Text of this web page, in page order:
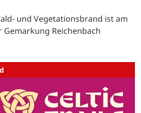
und Vegetationsbrand ist am
Reichenbach